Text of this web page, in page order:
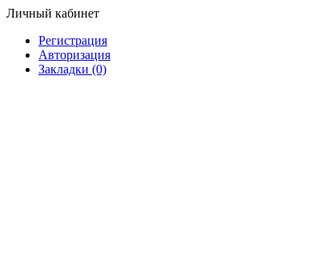
Личный кабинет
Регистрация
Авторизация
Закладки (0)